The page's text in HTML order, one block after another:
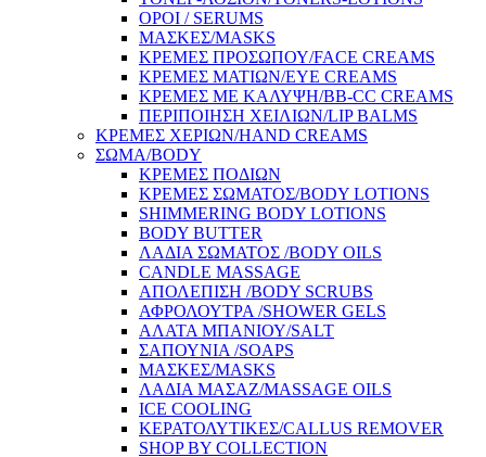
ΟΡΟΙ / SERUMS
ΜΑΣΚΕΣ/MASKS
ΚΡΕΜΕΣ ΠΡΟΣΩΠΟΥ/FACE CREAMS
ΚΡΕΜΕΣ ΜΑΤΙΩΝ/EYE CREAMS
ΚΡΕΜΕΣ ΜΕ ΚΑΛΥΨΗ/BB-CC CREAMS
ΠΕΡΙΠΟΙΗΣΗ ΧΕΙΛΙΩΝ/LIP BALMS
ΚΡΕΜΕΣ ΧΕΡΙΩΝ/HAND CREAMS
ΣΩΜΑ/BODY
ΚΡΕΜΕΣ ΠΟΔΙΩΝ
ΚΡΕΜΕΣ ΣΩΜΑΤΟΣ/BODY LOTIONS
SHIMMERING BODY LOTIONS
BODY BUTTER
ΛΑΔΙΑ ΣΩΜΑΤΟΣ /BODY OILS
CANDLE MASSAGE
ΑΠΟΛΕΠΙΣΗ /BODY SCRUBS
ΑΦΡΟΛΟΥΤΡΑ /SHOWER GELS
ΑΛΑΤΑ ΜΠΑΝΙΟΥ/SALT
ΣΑΠΟΥΝΙΑ /SOAPS
ΜΑΣΚΕΣ/MASKS
ΛΑΔΙΑ ΜΑΣΑΖ/MASSAGE OILS
ICE COOLING
ΚΕΡΑΤΟΛΥΤΙΚΕΣ/CALLUS REMOVER
SHOP BY COLLECTION